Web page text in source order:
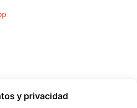
y privacidad